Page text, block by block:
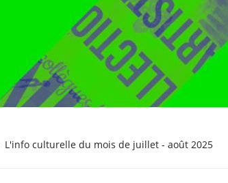
L'info culturelle du mois de juillet - août 2025